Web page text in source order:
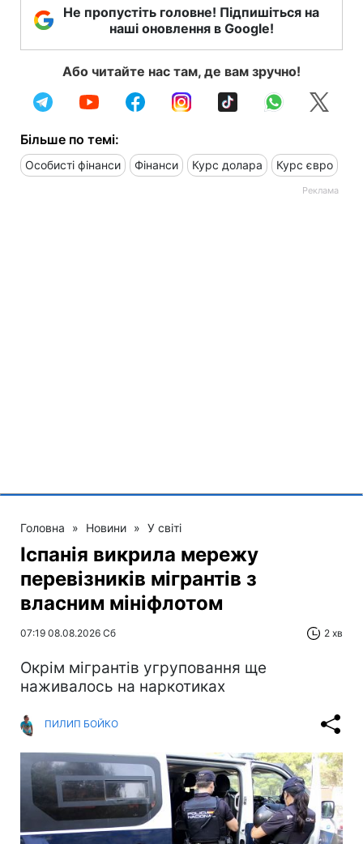
Не пропустіть головне! Підпишіться на
наші оновлення в Google!
Або читайте нас там, де вам зручно!
Більше по темі:
Особисті фінанси Фінанси Курс долара Курс євро
Головна » Новини » У світі
Іспанія викрила мережу
перевізників мігрантів з
власним мініфлотом
07:19 08.08.2026 Сб 2 хв
Окрім мігрантів угруповання ще
наживалось на наркотиках
ПИЛИП БОЙКО